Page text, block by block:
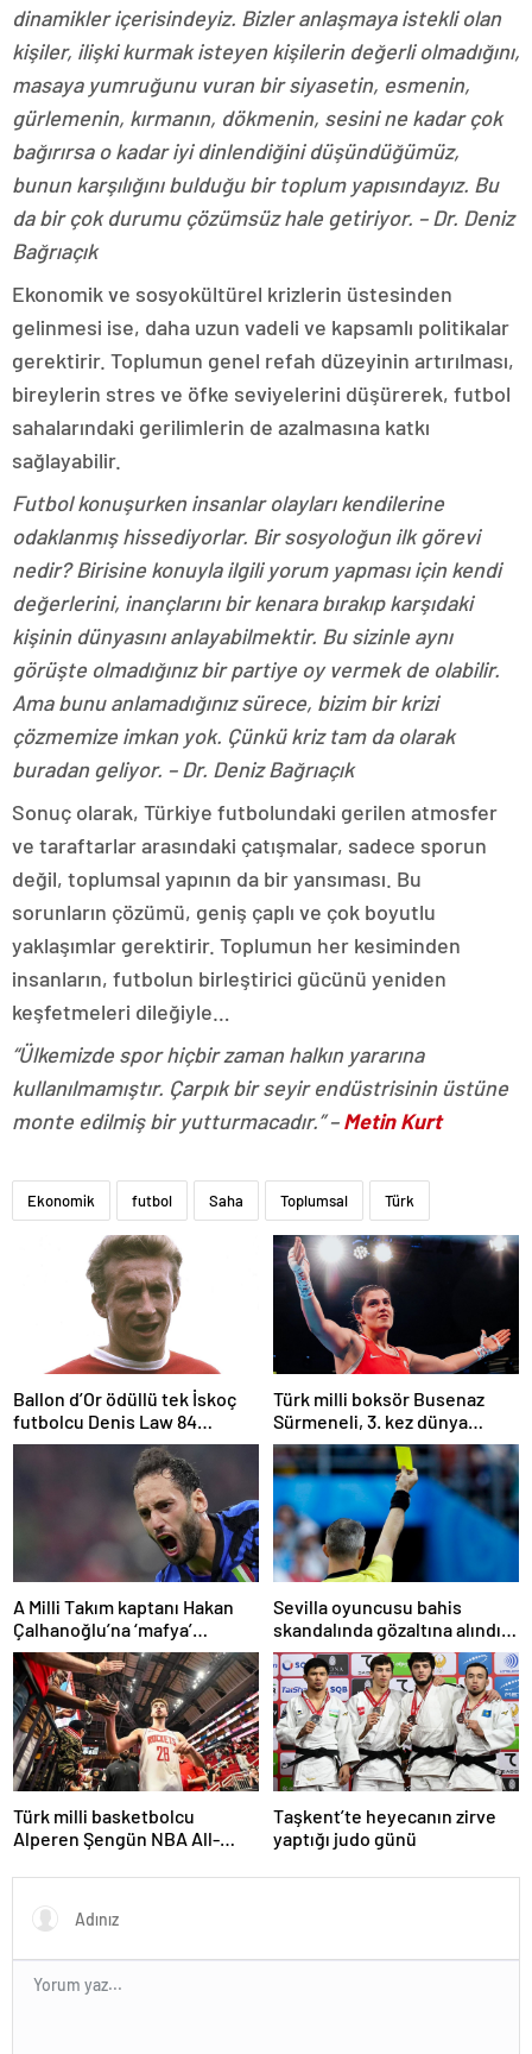
dinamikler içerisindeyiz. Bizler anlaşmaya istekli olan
kişiler, ilişki kurmak isteyen kişilerin değerli olmadığını,
masaya yumruğunu vuran bir siyasetin, esmenin,
gürlemenin, kırmanın, dökmenin, sesini ne kadar çok
bağırırsa o kadar iyi dinlendiğini düşündüğümüz,
bunun karşılığını bulduğu bir toplum yapısındayız. Bu
da bir çok durumu çözümsüz hale getiriyor. – Dr. Deniz
Bağrıaçık
Ekonomik ve sosyokültürel krizlerin üstesinden
gelinmesi ise, daha uzun vadeli ve kapsamlı politikalar
gerektirir. Toplumun genel refah düzeyinin artırılması,
bireylerin stres ve öfke seviyelerini düşürerek, futbol
sahalarındaki gerilimlerin de azalmasına katkı
sağlayabilir.
Futbol konuşurken insanlar olayları kendilerine
odaklanmış hissediyorlar. Bir sosyoloğun ilk görevi
nedir? Birisine konuyla ilgili yorum yapması için kendi
değerlerini, inançlarını bir kenara bırakıp karşıdaki
kişinin dünyasını anlayabilmektir. Bu sizinle aynı
görüşte olmadığınız bir partiye oy vermek de olabilir.
Ama bunu anlamadığınız sürece, bizim bir krizi
çözmemize imkan yok. Çünkü kriz tam da olarak
buradan geliyor. – Dr. Deniz Bağrıaçık
Sonuç olarak, Türkiye futbolundaki gerilen atmosfer
ve taraftarlar arasındaki çatışmalar, sadece sporun
değil, toplumsal yapının da bir yansıması. Bu
sorunların çözümü, geniş çaplı ve çok boyutlu
yaklaşımlar gerektirir. Toplumun her kesiminden
insanların, futbolun birleştirici gücünü yeniden
keşfetmeleri dileğiyle…
“Ülkemizde spor hiçbir zaman halkın yararına
kullanılmamıştır. Çarpık bir seyir endüstrisinin üstüne
monte edilmiş bir yutturmacadır.” –Metin Kurt
Ekonomik futbol Saha Toplumsal Türk
Ballon d’Or ödüllü tek İskoç
futbolcu Denis Law 84
yaşında öldü
Türk milli boksör Busenaz
Sürmeneli, 3. kez dünya
şampiyonu oldu
A Milli Takım kaptanı Hakan
Çalhanoğlu’na ‘mafya’
soruşturmasında ceza
Sevilla oyuncusu bahis
skandalında gözaltına alındı:
Son dakikalarda sarı kart
görmüş
Türk milli basketbolcu
Alperen Şengün NBA All-
Taşkent’te heyecanın zirve
yaptığı judo günü